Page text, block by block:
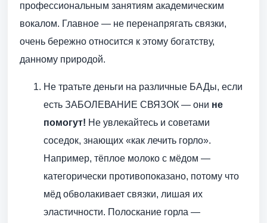
профессиональным занятиям академическим
вокалом. Главное — не перенапрягать связки,
очень бережно относится к этому богатству,
данному природой.
Не тратьте деньги на различные БАДы, если
есть ЗАБОЛЕВАНИЕ СВЯЗОК — они не
помогут! Не увлекайтесь и советами
соседок, знающих «как лечить горло».
Например, тёплое молоко с мёдом —
категорически противопоказано, потому что
мёд обволакивает связки, лишая их
эластичности. Полоскание горла —